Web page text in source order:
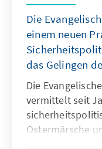
Die
einem neuen
das Gelingen
Die
vermittelt seit
Ostermärsche